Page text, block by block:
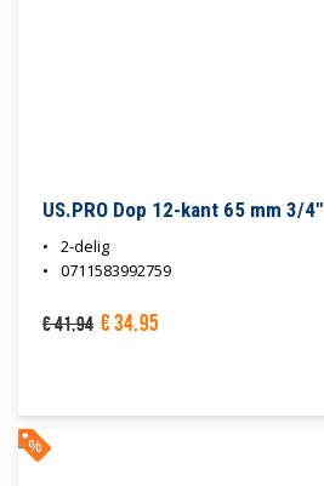
US.PRO Dop 12-kant 65 mm 3/4"
2-delig
0711583992759
€41,94 €34,95
%